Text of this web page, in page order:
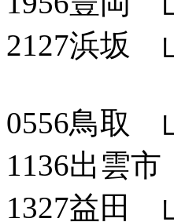
2127浜坂
0556鳥取
1136出雲
1327益田